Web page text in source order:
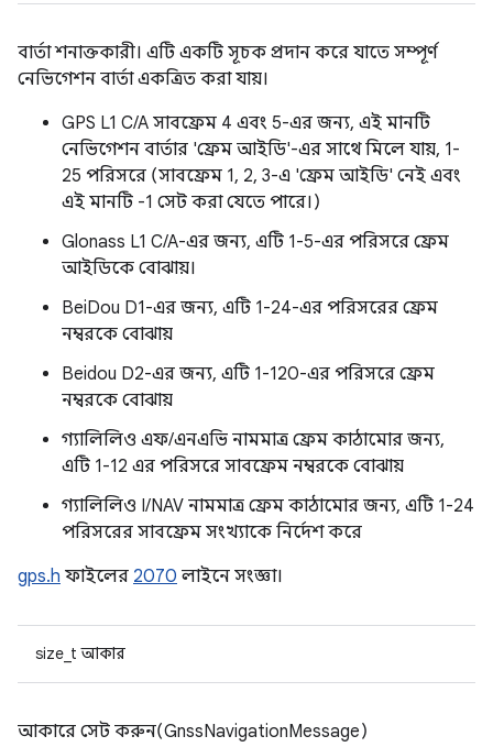
বার্তা শনাক্তকারী। এটি একটি সূচক প্রদান করে যাতে সম্পূর্ণ
নেভিগেশন বার্তা একত্রিত করা যায়।
GPS L1 C/A সাবফ্রেম 4 এবং 5-এর জন্য, এই মানটি
নেভিগেশন বার্তার 'ফ্রেম আইডি'-এর সাথে মিলে যায়, 1-
25 পরিসরে (সাবফ্রেম 1, 2, 3-এ 'ফ্রেম আইডি' নেই এবং
এই মানটি -1 সেট করা যেতে পারে।)
Glonass L1 C/A-এর জন্য, এটি 1-5-এর পরিসরে ফ্রেম
আইডিকে বোঝায়।
BeiDou D1-এর জন্য, এটি 1-24-এর পরিসরের ফ্রেম
নম্বরকে বোঝায়
Beidou D2-এর জন্য, এটি 1-120-এর পরিসরে ফ্রেম
নম্বরকে বোঝায়
গ্যালিলিও এফ/এনএভি নামমাত্র ফ্রেম কাঠামোর জন্য,
এটি 1-12 এর পরিসরে সাবফ্রেম নম্বরকে বোঝায়
গ্যালিলিও I/NAV নামমাত্র ফ্রেম কাঠামোর জন্য, এটি 1-24
পরিসরের সাবফ্রেম সংখ্যাকে নির্দেশ করে
gps.h ফাইলের 2070 লাইনে সংজ্ঞা।
size_t আকার
আকারে সেট করুন(GnssNavigationMessage)